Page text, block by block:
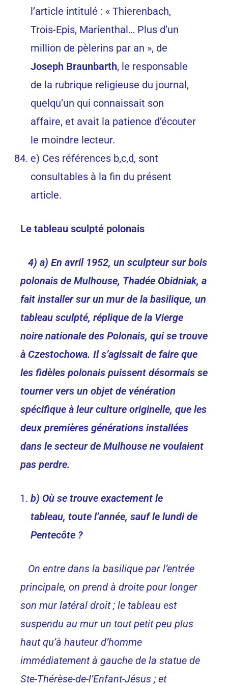
l’article intitulé : « Thierenbach,
Trois-Epis, Marienthal… Plus d’un
million de pèlerins par an », de
Joseph Braunbarth, le responsable
de la rubrique religieuse du journal,
quelqu’un qui connaissait son
affaire, et avait la patience d’écouter
le moindre lecteur.
e) Ces références b,c,d, sont
consultables à la fin du présent
article.
Le tableau sculpté polonais
4) a) En avril 1952, un sculpteur sur bois
polonais de Mulhouse, Thadée Obidniak, a
fait installer sur un mur de la basilique, un
tableau sculpté, réplique de la Vierge
noire nationale des Polonais, qui se trouve
à Czestochowa. Il s’agissait de faire que
les fidèles polonais puissent désormais se
tourner vers un objet de vénération
spécifique à leur culture originelle, que les
deux premières générations installées
dans le secteur de Mulhouse ne voulaient
pas perdre.
b) Où se trouve exactement le
tableau, toute l’année, sauf le lundi de
Pentecôte ?
On entre dans la basilique par l’entrée
principale, on prend à droite pour longer
son mur latéral droit ; le tableau est
suspendu au mur un tout petit peu plus
haut qu’à hauteur d’homme
immédiatement à gauche de la statue de
Ste-Thérèse-de-l’Enfant-Jésus ; et